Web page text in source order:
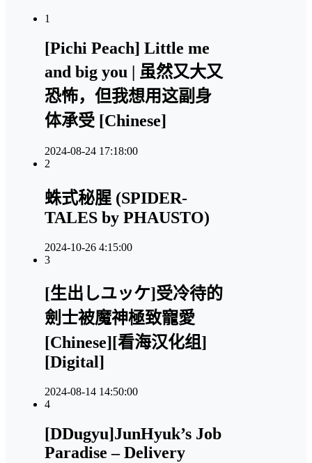
1
[Pichi Peach] Little me
and big you | 虽然又大又
恐怖，但我想用这副身
体承受 [Chinese]
2024-08-24 17:18:00
2
蛛式秘腥 (SPIDER-
TALES by PHAUSTO)
2024-10-26 4:15:00
3
[生出しユッケ]受冷待的
劍士被魔神極致寵愛
[Chinese][看海汉化组]
[Digital]
2024-08-14 14:50:00
4
[DDugyu]JunHyuk’s Job
Paradise – Delivery